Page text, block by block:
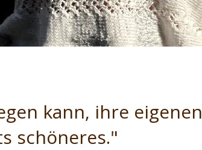
kann, ihre eigenen
schöneres."